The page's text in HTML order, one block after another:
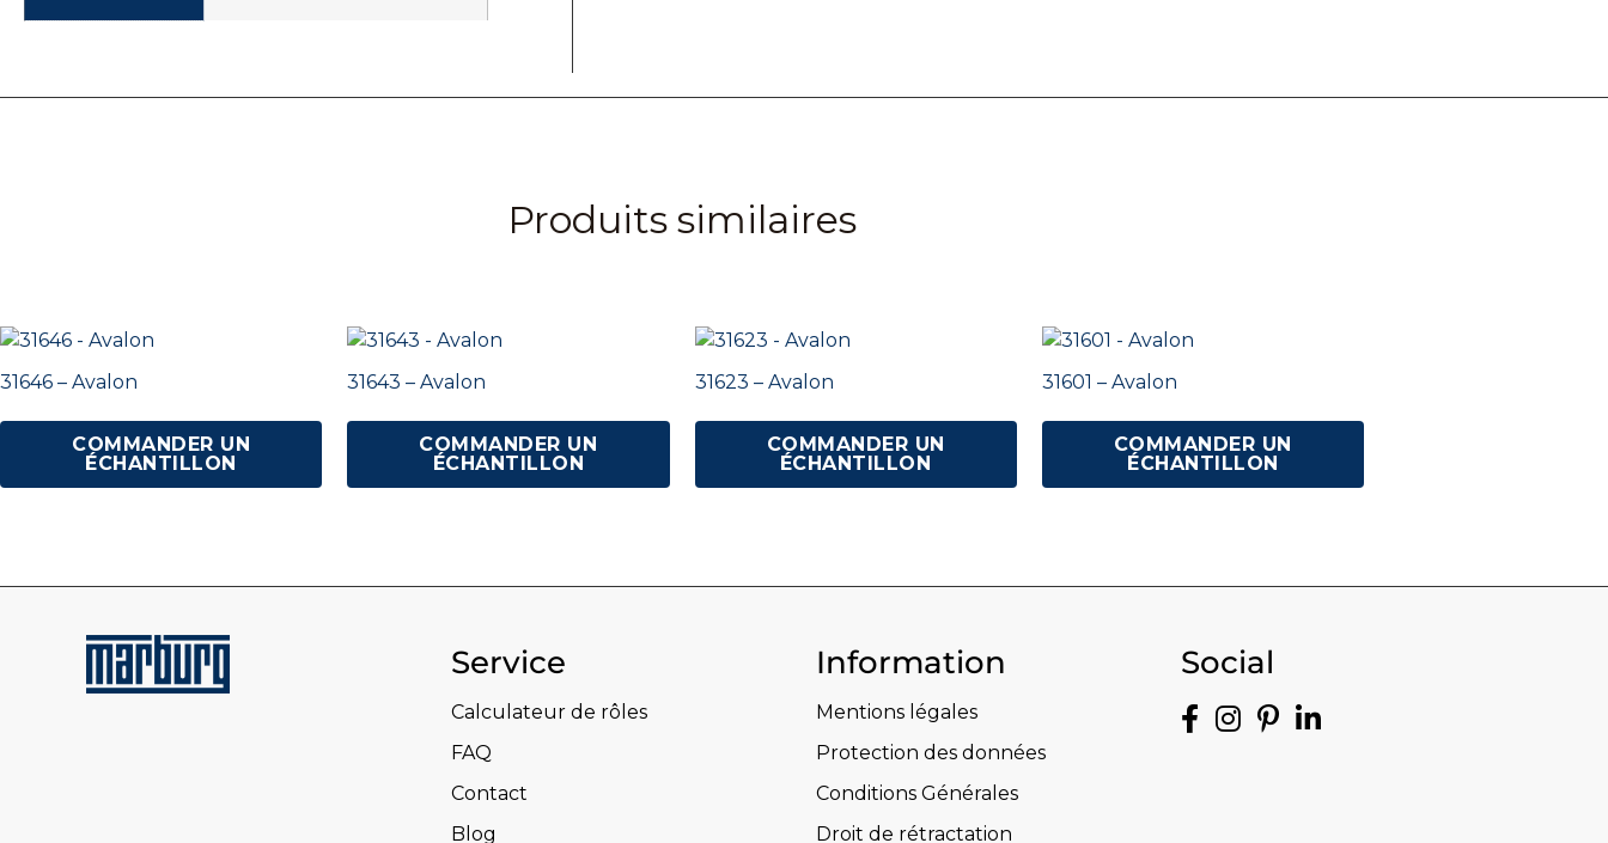
Produits similaires
31646 – Avalon
COMMANDER UN
ÉCHANTILLON
31643 – Avalon
COMMANDER UN
ÉCHANTILLON
31623 – Avalon
COMMANDER UN
ÉCHANTILLON
31601 – Avalon
COMMANDER UN
ÉCHANTILLON
Service
Calculateur de rôles
FAQ
Contact
Blog
Information
Mentions légales
Protection des données
Conditions Générales
Droit de rétractation
Social